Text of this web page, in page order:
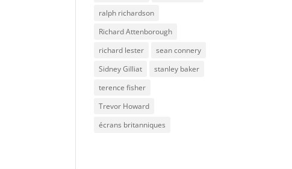
ralph richardson
Richard Attenborough
richard lester
sean connery
Sidney Gilliat
stanley baker
terence fisher
Trevor Howard
écrans britanniques